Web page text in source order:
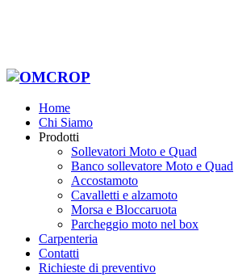
Home
Chi Siamo
Prodotti
Sollevatori Moto e Quad
Banco sollevatore Moto e Quad
Accostamoto
Cavalletti e alzamoto
Morsa e Bloccaruota
Parcheggio moto nel box
Carpenteria
Contatti
Richieste di preventivo